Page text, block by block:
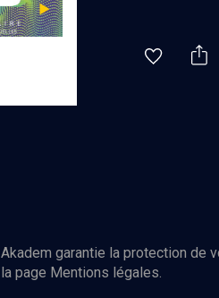
Akadem garantie la protection de
la page Mentions légales.